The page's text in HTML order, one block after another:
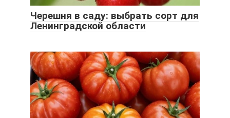
Черешня в саду: выбрать сорт для
Ленинградской области